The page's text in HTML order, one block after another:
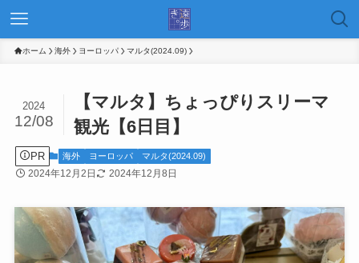
ホーム 海外 ヨーロッパ マルタ(2024.09)
【マルタ】ちょっぴりスリーマ
観光【6日目】
2024
12/08
PR 海外 ヨーロッパ マルタ(2024.09)
2024年12月2日 2024年12月8日